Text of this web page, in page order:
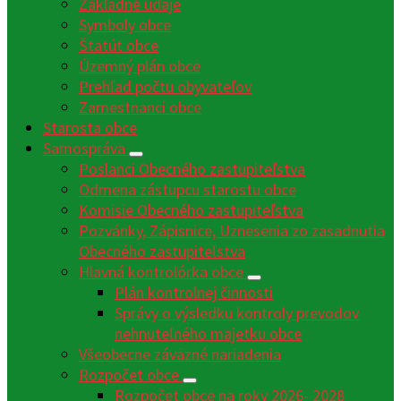
Symboly obce
Štatút obce
Územný plán obce
Prehľad počtu obyvateľov
Zamestnanci obce
Starosta obce
Samospráva
Poslanci Obecného zastupiteľstva
Odmena zástupcu starostu obce
Komisie Obecného zastupiteľstva
Pozvánky, Zápisnice, Uznesenia zo zasadnutia
Obecného zastupiteľstva
Hlavná kontrolórka obce
Plán kontrolnej činnosti
Správy o výsledku kontroly prevodov
nehnuteľného majetku obce
Všeobecne záväzné nariadenia
Rozpočet obce
Rozpočet obce na roky 2026- 2028